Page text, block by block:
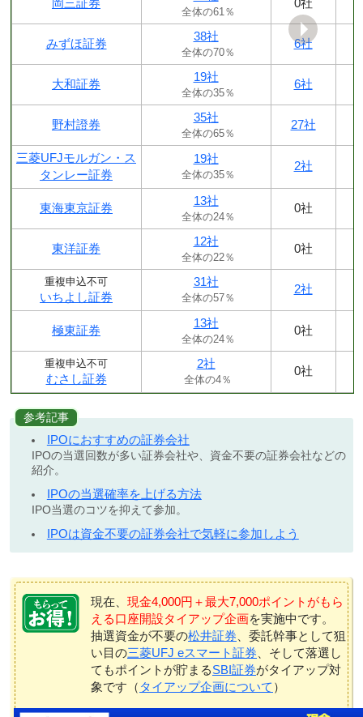
全体の61％
みずほ証券
38社
全体の70％
6社
大和証券
19社
全体の35％
6社
野村證券
35社
全体の65％
27社
三菱UFJモルガン・ス
タンレー証券
19社
全体の35％
2社
東海東京証券
13社
全体の24％
0社
東洋証券
12社
全体の22％
0社
重複申込不可
いちよし証券
31社
全体の57％
2社
極東証券
13社
全体の24％
0社
重複申込不可
むさし証券
2社
全体の4％
0社
参考記事
IPOにおすすめの証券会社
IPOの当選回数が多い証券会社や、資金不要の証券会社などの
紹介。
IPOの当選確率を上げる方法
IPO当選のコツを抑えて参加。
IPOは資金不要の証券会社で気軽に参加しよう
現在、 現金4,000円＋最大7,000ポイントがもら
える口座開設タイアップ企画を実施中です。
抽選資金が不要の松井証券 、委託幹事として狙
い目の三菱UFJ eスマート証券 、そして落選し
てもポイントが貯まるSBI証券がタイアップ対
象です（ タイアップ企画について ）